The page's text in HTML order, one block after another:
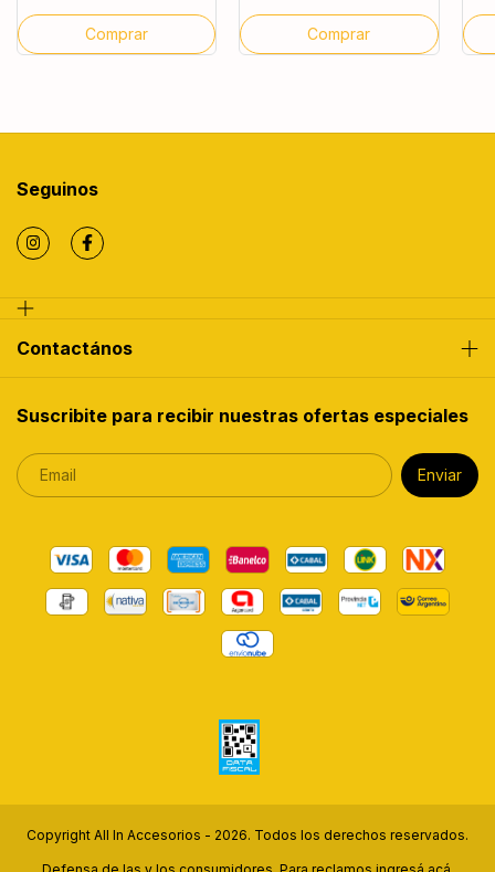
Comprar Comprar
Seguinos
Contactános
Suscribite para recibir nuestras ofertas especiales
Copyright All In Accesorios - 2026. Todos los derechos reservados.